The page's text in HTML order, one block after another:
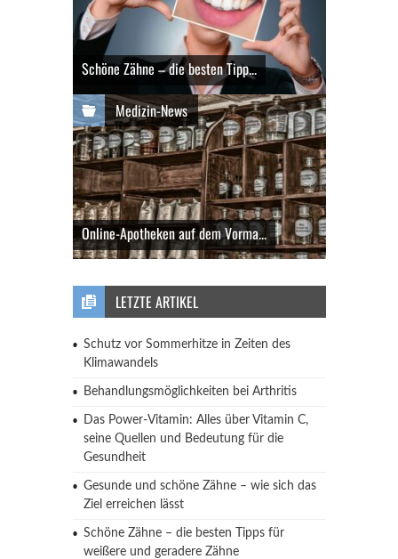
Schöne Zähne – die besten Tipp...
Medizin-News
Online-Apotheken auf dem Vorma...
LETZTE ARTIKEL
Schutz vor Sommerhitze in Zeiten des
Klimawandels
Behandlungsmöglichkeiten bei Arthritis
Das Power-Vitamin: Alles über Vitamin C,
seine Quellen und Bedeutung für die
Gesundheit
Gesunde und schöne Zähne – wie sich das
Ziel erreichen lässt
Schöne Zähne – die besten Tipps für
weißere und geradere Zähne